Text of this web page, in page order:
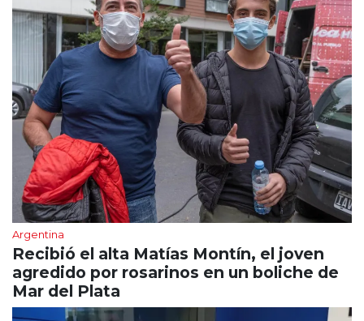
Argentina
Recibió el alta Matías Montín, el joven
agredido por rosarinos en un boliche de
Mar del Plata